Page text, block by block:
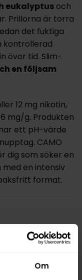
Om
eukalyptusoch
Prillorna är torra
det fuktiga
kontrollerad
över tid. Slim-
en följsam
12 mg nikotin,
mg/g. Produkten
ett pH-värde
CAMO
dig som söker en
en intensiv
format.